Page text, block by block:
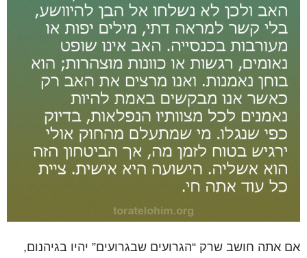
אם אתה חושב שרק “הגרועים שבגרועים” יהיו בגיהנום,